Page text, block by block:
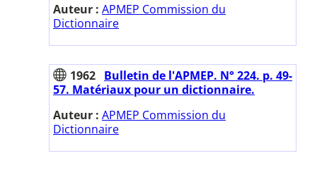
Auteur : APMEP Commission du
Dictionnaire
1962 Bulletin de l'APMEP. N° 224. p. 49-
57. Matériaux pour un dictionnaire.
Auteur : APMEP Commission du
Dictionnaire